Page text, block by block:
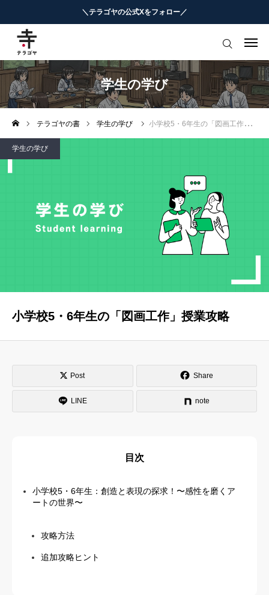
＼テラゴヤの公式Xをフォロー／
学生の学び
テラゴヤの書 学生の学び 小学校5・6年生の「図画工作」授業攻略
学生の学び
小学校5・6年生の「図画工作」授業攻略
Post Share
LINE note
目次
小学校5・6年生：創造と表現の探求！〜感性を磨くア
ートの世界〜
攻略方法
追加攻略ヒント
はじめての方へ
教育ニュースまとめ
ヨミモノ・特集
マナビ・学習攻略
お役立ちリンク集
テラゴヤ週報
お知らせ